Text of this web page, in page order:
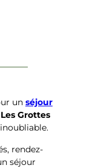
un séjour
Les Grottes
rendez-
séjour